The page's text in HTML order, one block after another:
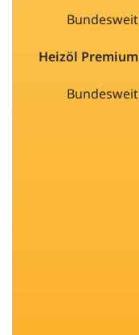
Bundesweit
Heizöl Premium
Bundesweit